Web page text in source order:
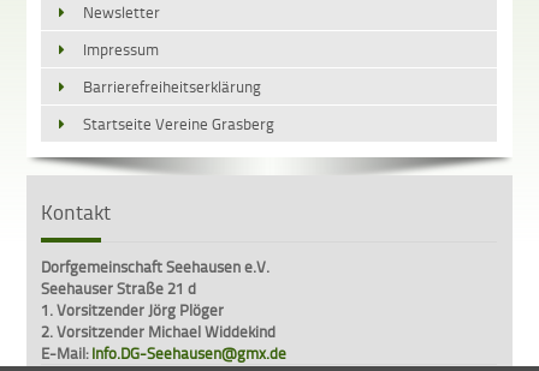
Newsletter
Impressum
Barrierefreiheitserklärung
Startseite Vereine Grasberg
Kontakt
Dorfgemeinschaft Seehausen e.V.
Seehauser Straße 21 d
1. Vorsitzender Jörg Plöger
2. Vorsitzender Michael Widdekind
E-Mail:Info.DG-Seehausen@gmx.de